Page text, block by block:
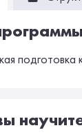
подготовка